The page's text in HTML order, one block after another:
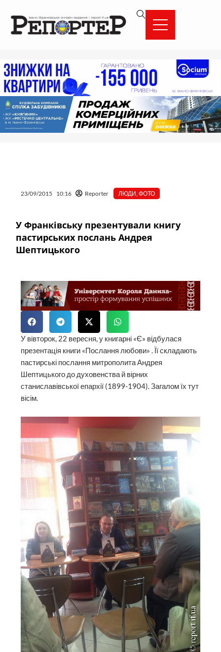
вмісту
23/09/2015 10:16 Reporter ЛЮДИ ,ФОТО
У Франківську презентували книгу
пастирських послань Андрея
Шептицького
У вівторок, 22 вересня, у книгарні «Є» відбулася
презентація книги «Послання любови» . Її складають
пастирські послання митрополита Андрея
Шептицького до духовенства й вірних
станиславівської епархії (1899-1904). Загалом їх тут
вісім.